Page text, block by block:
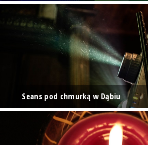
Seans pod chmurką w Dąbiu